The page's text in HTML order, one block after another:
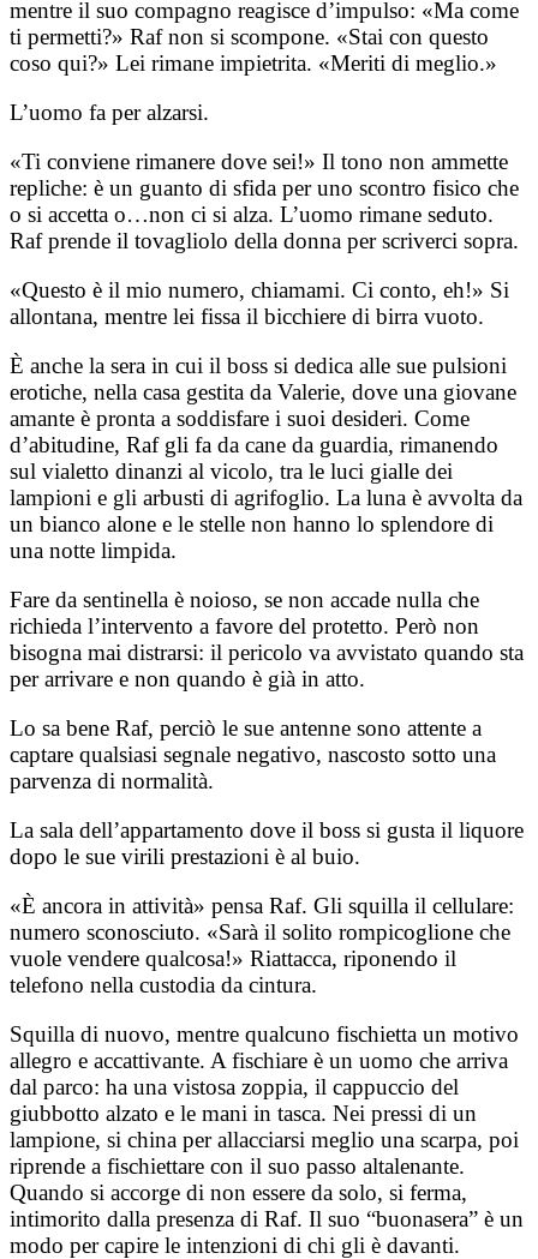
mentre il suo compagno reagisce d’impulso: «Ma come
ti permetti?» Raf non si scompone. «Stai con questo
coso qui?» Lei rimane impietrita. «Meriti di meglio.»
L’uomo fa per alzarsi.
«Ti conviene rimanere dove sei!» Il tono non ammette
repliche: è un guanto di sfida per uno scontro fisico che
o si accetta o…non ci si alza. L’uomo rimane seduto.
Raf prende il tovagliolo della donna per scriverci sopra.
«Questo è il mio numero, chiamami. Ci conto, eh!» Si
allontana, mentre lei fissa il bicchiere di birra vuoto.
È anche la sera in cui il boss si dedica alle sue pulsioni
erotiche, nella casa gestita da Valerie, dove una giovane
amante è pronta a soddisfare i suoi desideri. Come
d’abitudine, Raf gli fa da cane da guardia, rimanendo
sul vialetto dinanzi al vicolo, tra le luci gialle dei
lampioni e gli arbusti di agrifoglio. La luna è avvolta da
un bianco alone e le stelle non hanno lo splendore di
una notte limpida.
Fare da sentinella è noioso, se non accade nulla che
richieda l’intervento a favore del protetto. Però non
bisogna mai distrarsi: il pericolo va avvistato quando sta
per arrivare e non quando è già in atto.
Lo sa bene Raf, perciò le sue antenne sono attente a
captare qualsiasi segnale negativo, nascosto sotto una
parvenza di normalità.
La sala dell’appartamento dove il boss si gusta il liquore
dopo le sue virili prestazioni è al buio.
«È ancora in attività» pensa Raf. Gli squilla il cellulare:
numero sconosciuto. «Sarà il solito rompicoglione che
vuole vendere qualcosa!» Riattacca, riponendo il
telefono nella custodia da cintura.
Squilla di nuovo, mentre qualcuno fischietta un motivo
allegro e accattivante. A fischiare è un uomo che arriva
dal parco: ha una vistosa zoppia, il cappuccio del
giubbotto alzato e le mani in tasca. Nei pressi di un
lampione, si china per allacciarsi meglio una scarpa, poi
riprende a fischiettare con il suo passo altalenante.
Quando si accorge di non essere da solo, si ferma,
intimorito dalla presenza di Raf. Il suo “buonasera” è un
modo per capire le intenzioni di chi gli è davanti.